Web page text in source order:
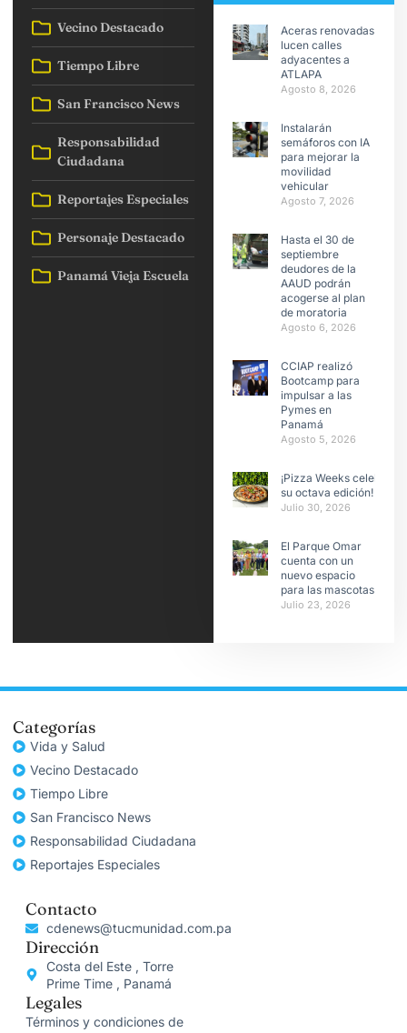
Vecino Destacado
Tiempo Libre
San Francisco News
Responsabilidad
Ciudadana
Reportajes Especiales
Personaje Destacado
Panamá Vieja Escuela
Aceras renovadas
lucen calles
adyacentes a
ATLAPA
Agosto 8, 2026
Instalarán
semáforos con IA
para mejorar la
movilidad
vehicular
Agosto 7, 2026
Hasta el 30 de
septiembre
deudores de la
AAUD podrán
acogerse al plan
de moratoria
Agosto 6, 2026
CCIAP realizó
Bootcamp para
impulsar a las
Pymes en
Panamá
Agosto 5, 2026
¡Pizza Weeks celebra
su octava edición!
Julio 30, 2026
El Parque Omar
cuenta con un
nuevo espacio
para las mascotas
Julio 23, 2026
Categorías
Vida y Salud
Vecino Destacado
Tiempo Libre
San Francisco News
Responsabilidad Ciudadana
Reportajes Especiales
Contacto
cdenews@tucmunidad.com.pa
Dirección
Costa del Este , Torre
Prime Time , Panamá
Legales
Términos y condiciones de